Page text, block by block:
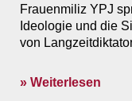
Frauenmiliz YPJ
Ideologie und die
von
» Weiterlesen